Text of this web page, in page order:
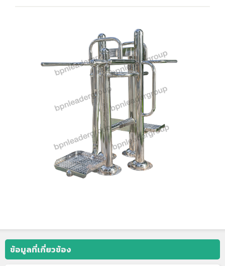
ข้อมูลที่เกี่ยวข้อง